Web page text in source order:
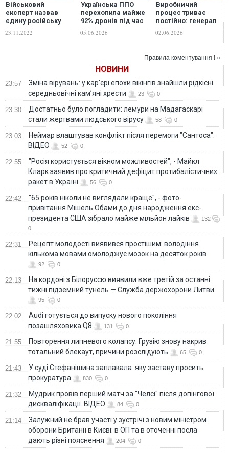
Військовий
експерт назвав
єдину російську
ракету, яку ще не
спивала ППО
23.11.2022
Українська ППО
перехопила майже
92% дронів під час
масованих атак у
травні, -
05.06.2026
Виробничий
процес триває
постійно: генерал
армії повідомив,
скільки ракет в
після масованого
удару
02.06.2026
Правила коментування ! »
НОВИНИ
23:57
Зміна вірувань: у кар'єрі епохи вікінгів знайшли рідкісні
середньовічні кам’яні хрести
23 0
23:30
Достатньо було погладити: лемури на Мадагаскарі
стали жертвами людського вірусу
58 0
23:03
Неймар влаштував конфлікт після перемоги "Сантоса".
ВІДЕО
52 0
22:55
"Росія користується вікном можливостей", - Майкл
Кларк заявив про критичний дефіцит протибалістичних
ракет в Україні
56 0
22:42
"65 років ніколи не виглядали краще", - фото-
привітання Мішель Обами до дня народження екс-
президента США зібрало майже мільйон лайків
132
0
22:31
Рецепт молодості виявився простішим: володіння
кількома мовами омолоджує мозок на десяток років
92 0
22:13
На кордоні з Білоруссю виявили вже третій за останні
тижні підземний тунель — Служба держохорони Литви
95 0
22:02
Audi готується до випуску нового покоління
позашляховика Q8
131 0
21:55
Повторення липневого колапсу: Грузію знову накрив
тотальний блекаут, причини розслідують
65 0
21:43
У суді Стефанішина заплакала: яку заставу просить
прокуратура
830 0
21:32
Мудрик провів перший матч за "Челсі" після допінгової
дискваліфікації. ВІДЕО
84 0
21:14
Залужний не брав участі у зустрічі з новим міністром
оборони Британії в Києві: в ОП та в оточенні посла
дають різні пояснення
204 0